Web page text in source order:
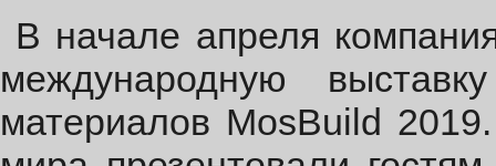
В начале апреля
международную
материалов MosBuild